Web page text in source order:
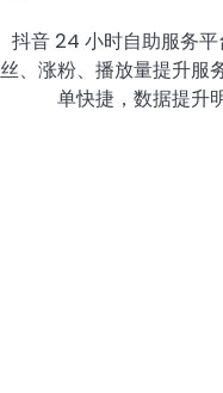
抖音 24 小时自助服务
丝、涨粉、播放量提升服
单快捷，数据提升